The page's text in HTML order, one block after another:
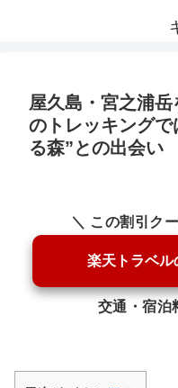
屋久島・宮之浦
のトレッキング
る森”との出会い
＼ この割引ク
楽天トラベル
交通・宿泊